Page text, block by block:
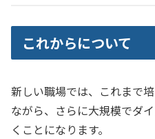
これからについて
新しい職場では、これまで
ながら、さらに大規模でダ
くことになります。